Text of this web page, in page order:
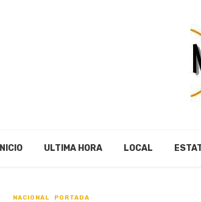
INICIO ULTIMA HORA LOCAL
NACIONAL PORTADA